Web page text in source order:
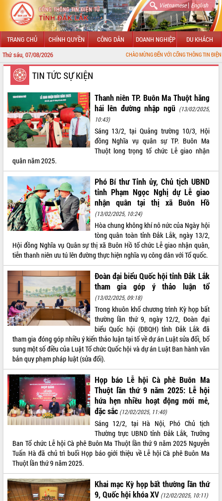
Vietnamese| English
TRANG CHỦ CHÍNH QUYỀN CÔNG DÂN DOANH NGHIỆP DU KHÁCH
Thứ sáu, 07/08/2026 CHÀO MỪNG ĐẾN VỚI CỔNG THÔNG TIN ĐIỆN TỬ TỈNH ĐẮK
GIỚI THIỆU
LÃNH ĐẠO UBND TỈNH
TIN TỨC SỰ KIỆN
SỞ, BAN, NGÀNH
THÔNG TIN CHỈ ĐẠO ĐIỀU HÀNH
HỆ THỐNG VĂN BẢN
VĂN BẢN HĐND TỈNH
QUY HOẠCH - KẾ HOẠCH
VIDEO
TIN TỨC SỰ KIỆN
Thanh niên TP. Buôn Ma Thuột hăng
hái lên đường nhập ngũ (13/02/2025,
10:43)
Sáng 13/2, tại Quảng trường 10/3, Hội
đồng Nghĩa vụ quân sự TP. Buôn Ma
Thuột long trọng tổ chức Lễ giao nhận
quân năm 2025.
Phó Bí thư Tỉnh ủy, Chủ tịch UBND
tỉnh Phạm Ngọc Nghị dự Lễ giao
nhận quân tại thị xã Buôn Hồ
(13/02/2025, 10:24)
Hòa chung không khí nô nức của Ngày hội
tòng quân toàn tỉnh Đắk Lắk, ngày 13/2,
Hội đồng Nghĩa vụ Quân sự thị xã Buôn Hồ tổ chức Lễ giao nhận quân,
tiễn thanh niên ưu tú lên đường thực hiện nghĩa vụ công dân với Tổ quốc.
Đoàn đại biểu Quốc hội tỉnh Đắk Lắk
tham gia góp ý thảo luận tổ
(13/02/2025, 09:18)
Trong khuôn khổ chương trình Kỳ họp bất
thường lần thứ 9, ngày 12/2, Đoàn đại
biểu Quốc hội (ĐBQH) tỉnh Đắk Lắk đã
tham gia đóng góp nhiều ý kiến thảo luận tại tổ về dự án Luật sửa đổi, bổ
sung một số điều của Luật Tổ chức Quốc hội và dự án Luật Ban hành văn
bản quy phạm pháp luật (sửa đổi).
Họp báo Lễ hội Cà phê Buôn Ma
Thuột lần thứ 9 năm 2025: Lễ hội
hứa hẹn nhiều hoạt động mới mẻ,
đặc sắc (12/02/2025, 11:40)
Sáng 12/2, tại Hà Nội, Phó Chủ tịch
Thường trực UBND tỉnh Đắk Lắk, Trưởng
Ban Tổ chức Lễ hội Cà phê Buôn Ma Thuột lần thứ 9 năm 2025 Nguyễn
Tuấn Hà đã chủ trì buổi Họp báo giới thiệu về Lễ hội Cà phê Buôn Ma
Thuột lần thứ 9 năm 2025.
Khai mạc Kỳ họp bất thường lần thứ
9, Quốc hội khóa XV (12/02/2025, 10:11)